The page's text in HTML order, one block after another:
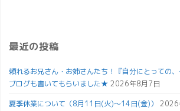
最近の投稿
頼れるお兄さん・お姉さんたち！『自分にとっての
ブログも書いてもらいました★ 2026年8月7日
夏季休業について（8月11日(火)～14日(金)） 2026